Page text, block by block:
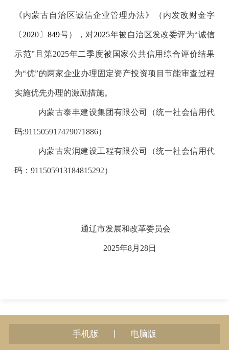
《内蒙古自治区诚信企业管理办法》 （ 内发改财金字
〔 2020 〕849号）， 对2025年被自治区发改委评为“诚信
示范” 且第2025年二季度被国家公共信用综合评价结果
为“优”的两家企业办理固定资产投资项目节能审查过程
实施优先办理的激励措施。
内蒙古泰丰建设集团有限公司（统一社会信用代
码:911505917479071886）
内蒙古宏润建设工程有限公司（统一社会信用代
码： 911505913184815292）
通辽市发展和改革委员会
2025年8月 28日
手机版 电脑版